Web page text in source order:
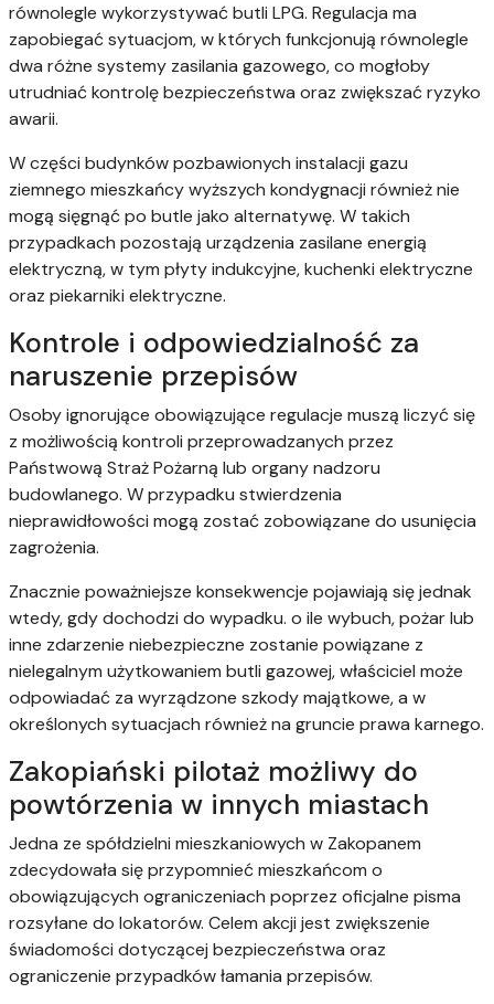
równolegle wykorzystywać butli LPG. Regulacja ma
zapobiegać sytuacjom, w których funkcjonują równolegle
dwa różne systemy zasilania gazowego, co mogłoby
utrudniać kontrolę bezpieczeństwa oraz zwiększać ryzyko
awarii.
W części budynków pozbawionych instalacji gazu
ziemnego mieszkańcy wyższych kondygnacji również nie
mogą sięgnąć po butle jako alternatywę. W takich
przypadkach pozostają urządzenia zasilane energią
elektryczną, w tym płyty indukcyjne, kuchenki elektryczne
oraz piekarniki elektryczne.
Kontrole i odpowiedzialność za
naruszenie przepisów
Osoby ignorujące obowiązujące regulacje muszą liczyć się
z możliwością kontroli przeprowadzanych przez
Państwową Straż Pożarną lub organy nadzoru
budowlanego. W przypadku stwierdzenia
nieprawidłowości mogą zostać zobowiązane do usunięcia
zagrożenia.
Znacznie poważniejsze konsekwencje pojawiają się jednak
wtedy, gdy dochodzi do wypadku. o ile wybuch, pożar lub
inne zdarzenie niebezpieczne zostanie powiązane z
nielegalnym użytkowaniem butli gazowej, właściciel może
odpowiadać za wyrządzone szkody majątkowe, a w
określonych sytuacjach również na gruncie prawa karnego.
Zakopiański pilotaż możliwy do
powtórzenia w innych miastach
Jedna ze spółdzielni mieszkaniowych w Zakopanem
zdecydowała się przypomnieć mieszkańcom o
obowiązujących ograniczeniach poprzez oficjalne pisma
rozsyłane do lokatorów. Celem akcji jest zwiększenie
świadomości dotyczącej bezpieczeństwa oraz
ograniczenie przypadków łamania przepisów.